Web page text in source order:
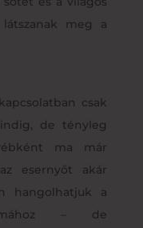
meg a
csak
de tényleg
ma már
esernyőt akár
hangolhatjuk a
– de